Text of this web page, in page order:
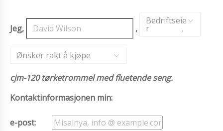
Jeg, ,
Bedriftseie
r ,
Ønsker rakt å kjøpe
cjm-120 tørketrommel med fluetende seng.
Kontaktinformasjonen min:
e-post: